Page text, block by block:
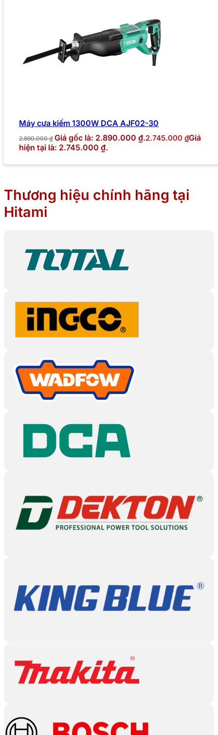
Máy cưa kiếm 1300W DCA AJF02-30
2.890.000₫ Giá gốc là: 2.890.000 ₫.2.745.000 ₫Giá
hiện tại là: 2.745.000 ₫.
Thương hiệu chính hãng tại
Hitami